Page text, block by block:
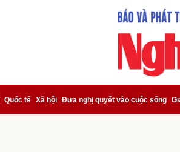
Quốc tế Xã hội Đưa nghị quyết vào cuộc sống